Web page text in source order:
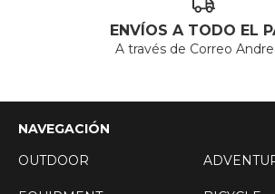
ENVÍOS A TODO EL
A través de Correo
NAVEGACIÓN
OUTDOOR